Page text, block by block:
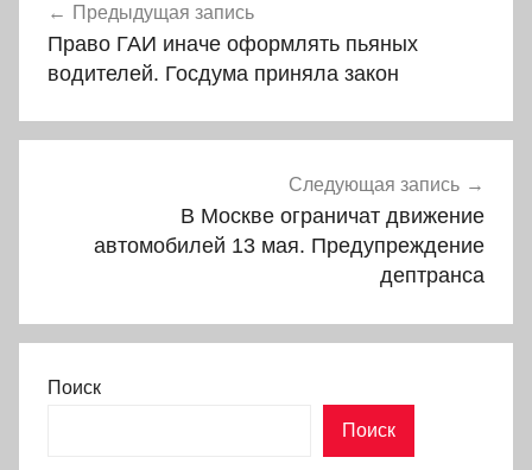
по
записям
Предыдущая запись
Право ГАИ иначе оформлять пьяных
водителей. Госдума приняла закон
Следующая запись
В Москве ограничат движение
автомобилей 13 мая. Предупреждение
дептранса
Поиск
Поиск